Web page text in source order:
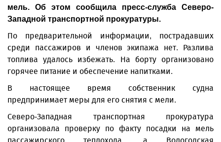
мель. Об этом сообщила пресс-служба Северо-
Западной транспортной прокуратуры.
По предварительной информации, пострадавших
среди пассажиров и членов экипажа нет. Разлива
топлива удалось избежать. На борту организовано
горячее питание и обеспечение напитками.
В настоящее время собственник судна
предпринимает меры для его снятия с мели.
Северо-Западная транспортная прокуратура
организовала проверку по факту посадки на мель